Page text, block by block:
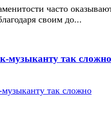
часто
своим до...
музыканту так сложно